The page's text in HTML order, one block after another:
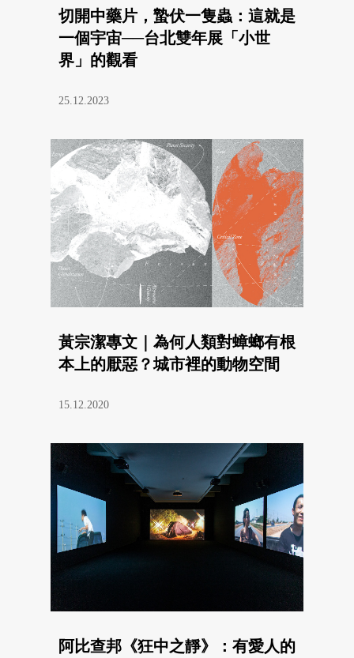
切開中藥片，蟄伏一隻蟲：這就是
一個宇宙──台北雙年展「小世
界」的觀看
25.12.2023
黃宗潔專文｜為何人類對蟑螂有根
本上的厭惡？城市裡的動物空間
15.12.2020
阿比查邦《狂中之靜》：有愛人的